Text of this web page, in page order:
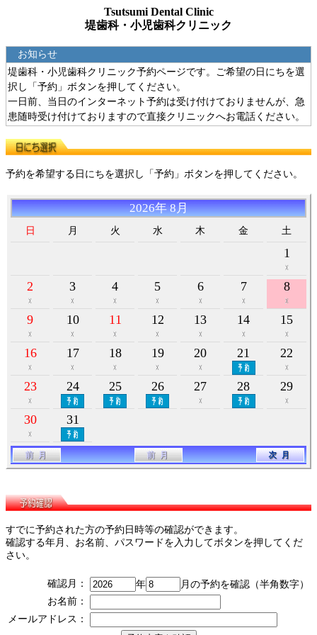
Tsutsumi Dental Clinic
堤歯科・小児歯科クリニック
お知らせ
堤歯科・小児歯科クリニック予約ページです。ご希望の日にちを選
択し「予約」ボタンを押してください。
一日前、当日のインターネット予約は受け付けておりませんが、急
患随時受け付けておりますので直接クリニックへお電話ください。
予約を希望する日にちを選択し「予約」ボタンを押してください。
2026年 8月
日 月 火 水 木 金 土
1
2 3 4 5 6 7 8
9 10 11 12 13 14 15
16 17 18 19 20 21 22
23 24 25 26 27 28 29
30 31
すでに予約された方の予約日時等の確認ができます。
確認する年月、お名前、パスワードを入力してボタンを押してくだ
さい。
確認月： 年
月の予約を確認（半角数字）
お名前：
メールアドレス：